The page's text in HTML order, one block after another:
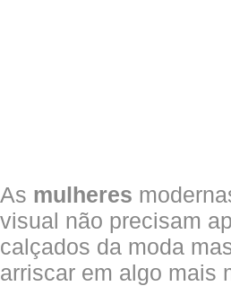
As mulheres
visual não precisam
calçados da moda
arriscar em algo mais